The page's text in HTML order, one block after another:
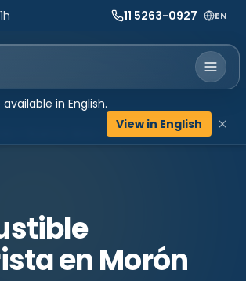
in English.
View in English
11 5263-0927 EN
Morón
enMorón